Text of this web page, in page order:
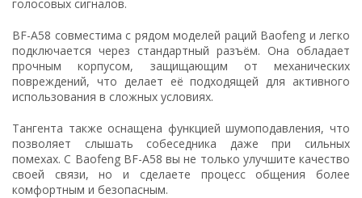
голосовых сигналов.
BF-A58 совместима с рядом моделей раций Baofeng и легко
подключается через стандартный разъём. Она обладает
прочным корпусом, защищающим от механических
повреждений, что делает её подходящей для активного
использования в сложных условиях.
Тангента также оснащена функцией шумоподавления, что
позволяет слышать собеседника даже при сильных
помехах. С Baofeng BF-A58 вы не только улучшите качество
своей связи, но и сделаете процесс общения более
комфортным и безопасным.